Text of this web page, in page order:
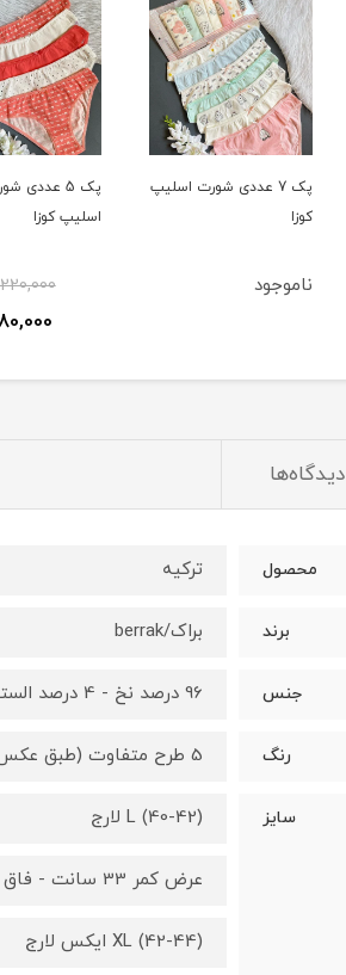
پک 5 عددی شورت
اسلیپ کوزا
پک 3 عددی
جنیفری کوزا
دیدگاه‌ها
محصول ترکیه
برند براک/berrak
جنس 96 درصد نخ - 4 درصد الستان
رنگ 5 طرح متفاوت (طبق عکس)
سایز L (40-42) لارج
عرض کمر 33 سانت - فاق 26 سانت
XL (42-44) ایکس لارج